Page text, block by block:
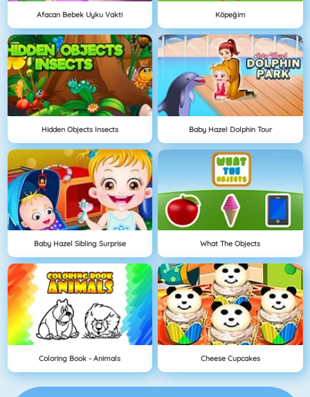
Afacan Bebek Uyku Vakti Köpeğim
Hidden Objects Insects Baby Hazel Dolphin Tour
Baby Hazel Sibling Surprise What The Objects
Coloring Book - Animals Cheese Cupcakes